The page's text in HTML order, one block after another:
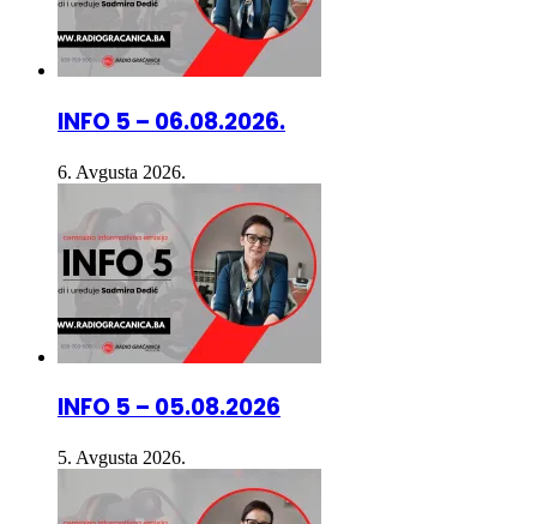
INFO 5 – 06.08.2026.
6. Avgusta 2026.
INFO 5 – 05.08.2026
5. Avgusta 2026.